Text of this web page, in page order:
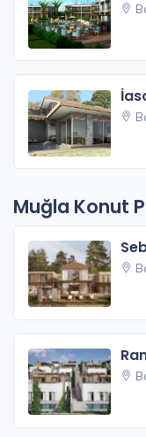
Muğla Konut